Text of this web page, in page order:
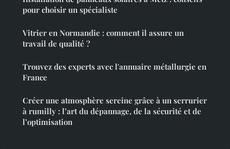
pour choisir un spécialiste
Vitrier en Normandie : comment il assure un
travail de qualité ?
Trouvez des experts avec l'annuaire métallurgie en
France
Créer une atmosphère sereine grâce à un serrurier
à rumilly : l’art du dépannage, de la sécurité et de
l’optimisation